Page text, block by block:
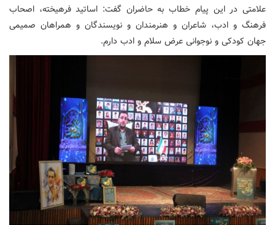
علامتی در این پیام خطاب به حاضران گفت: اساتید فرهیخته،‌ اصحاب
فرهنگ و ادب،‌ شاعران و هنرمندان و نویسندگان و همراهان صمیمی
جهان کودکی و نوجوانی عرض سلام و ادب دارم.